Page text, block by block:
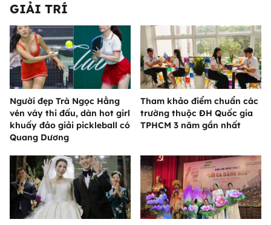
GIẢI TRÍ
Người đẹp Trà Ngọc Hằng
vén váy thi đấu, dàn hot girl
khuấy đảo giải pickleball có
Quang Dương
Tham khảo điểm chuẩn các
trường thuộc ĐH Quốc gia
TPHCM 3 năm gần nhất